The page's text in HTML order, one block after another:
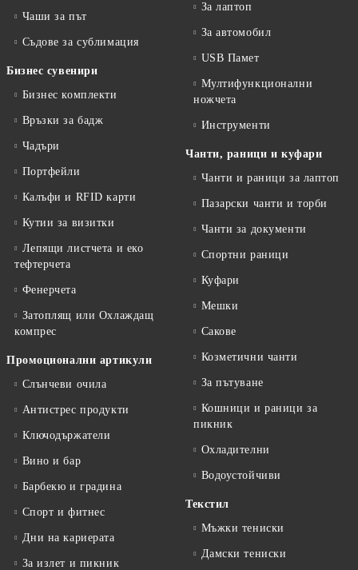
Чаши за път
Съдове за сублимация
Бизнес сувенири
Бизнес комплекти
Връзки за бадж
Чадъри
Портфейли
Калъфи и RFID карти
Кутии за визитки
Лепящи листчета и еко
тефтeрчета
Фенерчета
Затоплящ или Охлаждащ
компрес
Промоционални артикули
Слънчеви очила
Антистрес продукти
Ключодържатели
Вино и бар
Барбекю и градина
Спорт и фитнес
Дни на кариерата
За излет и пикник
За лаптоп
За автомобил
USB Памет
Мултифункционални
ножчета
Инструменти
Чанти, раници и куфари
Чанти и раници за лаптоп
Пазарски чанти и торби
Чанти за документи
Спортни раници
Куфари
Мешки
Сакове
Козметични чанти
За пътуване
Кошници и раници за
пикник
Охладителни
Водоустойчиви
Текстил
Мъжки тениски
Дамски тениски